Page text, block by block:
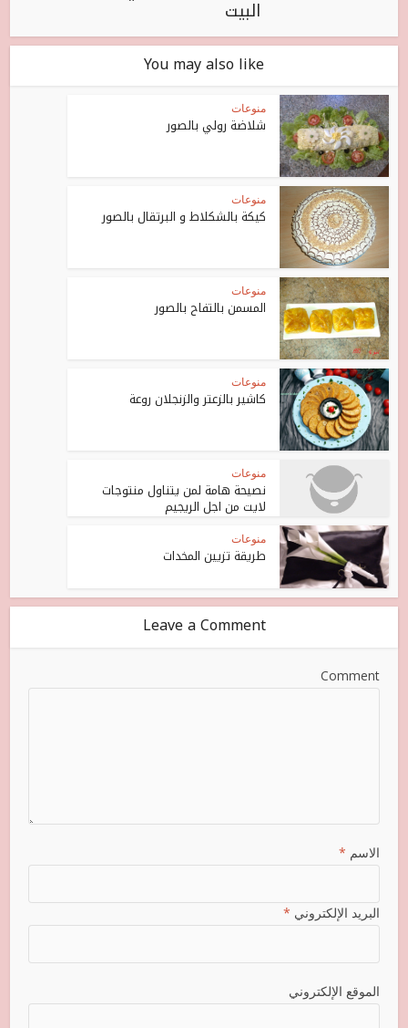
البيت
You may also like
منوعات
شلاضة رولي بالصور
منوعات
كيكة بالشكلاط و البرتقال بالصور
منوعات
المسمن بالتفاح بالصور
منوعات
كاشير بالزعتر والزنجلان روعة
منوعات
نصيحة هامة لمن يتناول منتوجات
لايت من اجل الريجيم
منوعات
طريقة تزيين المخدات
Leave a Comment
Comment
الاسم *
البريد الإلكتروني *
الموقع الإلكتروني